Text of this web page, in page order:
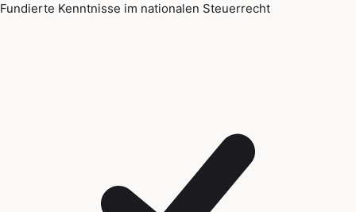
Fundierte Kenntnisse im nationalen Steuerrecht